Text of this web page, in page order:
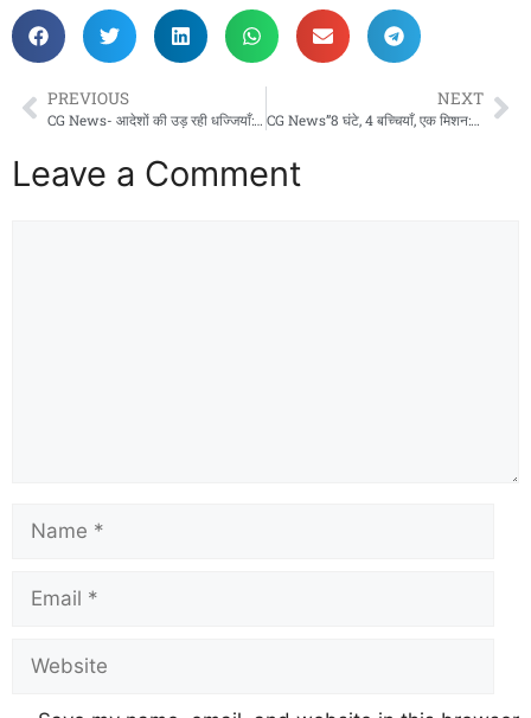
PREVIOUS
CG News- आदेशों की उड़ रही धज्जियाँ:सहायक ग्रेड-3 चंद्रहास साहू का संलग्नीकरण बना शिक्षा विभाग की नाक का सवाल!”
NEXT
CG News”8 घंटे, 4 बच्चियाँ, एक मिशन:मुंगेली पुलिस ने रच दिया रेस्क्यू का रियल-लाइफ थ्रिलर!”माँ की आंखों में आंसू थे, पर डर के नहीं – राहत के थे।”
Leave a Comment